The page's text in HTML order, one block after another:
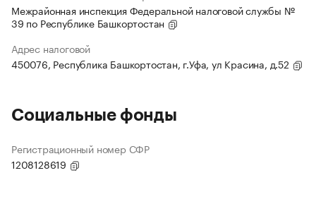
Межрайонная инспекция Федеральной налоговой службы №
39 по Республике Башкортостан
Адрес налоговой
450076, Республика Башкортостан, г.Уфа, ул Красина, д.52
Социальные фонды
Регистрационный номер СФР
1208128619